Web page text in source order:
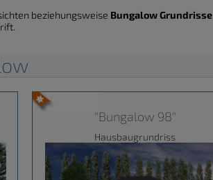
beziehungsweise Bungalow Grundrisse
"Bungalow 98"
Hausbaugrundriss